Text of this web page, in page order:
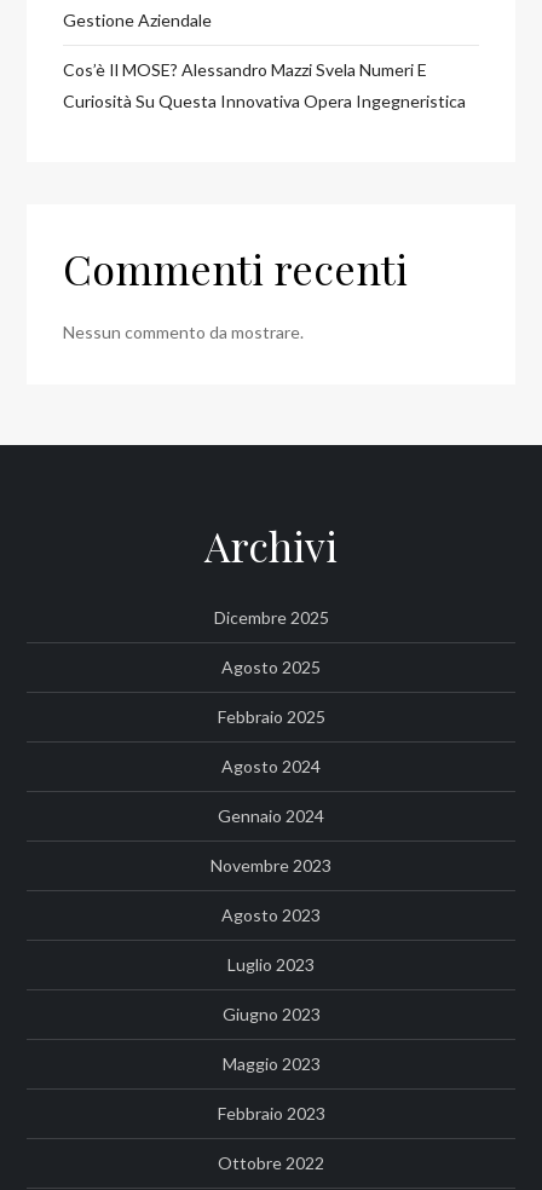
Gestione Aziendale
Cos’è Il MOSE? Alessandro Mazzi Svela Numeri E
Curiosità Su Questa Innovativa Opera Ingegneristica
Commenti recenti
Nessun commento da mostrare.
Archivi
Dicembre 2025
Agosto 2025
Febbraio 2025
Agosto 2024
Gennaio 2024
Novembre 2023
Agosto 2023
Luglio 2023
Giugno 2023
Maggio 2023
Febbraio 2023
Ottobre 2022